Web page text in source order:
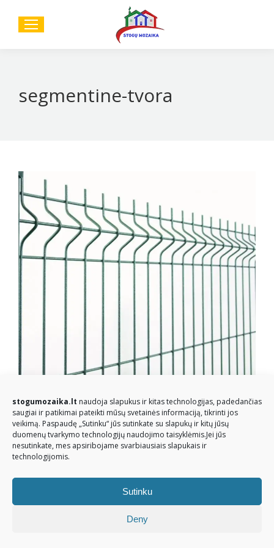
stogumozaika.lt naudoja slapukus ir kitas technologijas, padedančias
saugiai ir patikimai pateikti mūsų svetainės informaciją, tikrinti jos
veikimą. Paspaudę „Sutinku“ jūs sutinkate su slapukų ir kitų jūsų
duomenų tvarkymo technologijų naudojimo taisyklėmis.Jei jūs
nesutinkate, mes apsiribojame svarbiausiais slapukais ir
technologijomis.
Sutinku
Deny
segmentine-tvora
© Stogų mozaika 2026. Visos teisės saugomos